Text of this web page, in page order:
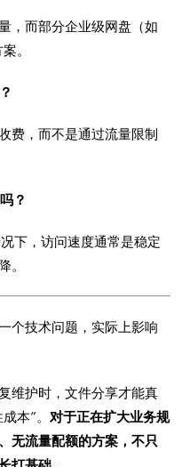
，而部分企业级网盘（如
。
费，而不是通过流量限制
？
下，访问速度通常是稳定
。
个技术问题，实际上影响
维护时，文件分享才能真
本”。 对于正在扩大业务规
无流量配额的方案，不只